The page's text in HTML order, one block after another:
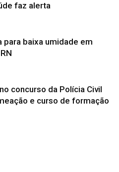
faz alerta
para baixa umidade em
concurso da Polícia Civil
e curso de formação